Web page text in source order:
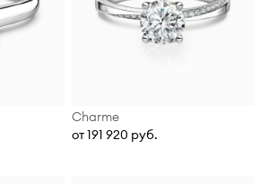
Charme
от 191 920 руб.